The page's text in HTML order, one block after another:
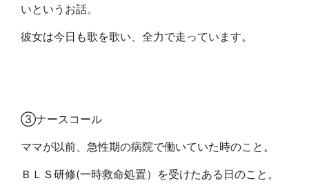
いというお話。
彼女は今日も歌を歌い、全力で走っています。
③ナースコール
ママが以前、急性期の病院で働いていた時のこと。
ＢＬＳ研修(一時救命処置）を受けたある日のこと。